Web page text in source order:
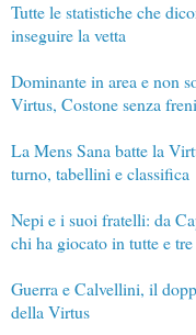
Tutte le statistiche che
inseguire la vetta
Dominante in area e non
Virtus, Costone senza freni
La Mens Sana batte la
turno, tabellini e classifica
Nepi e i suoi fratelli: da
chi ha giocato in tutte e
Guerra e Calvellini, il
della Virtus